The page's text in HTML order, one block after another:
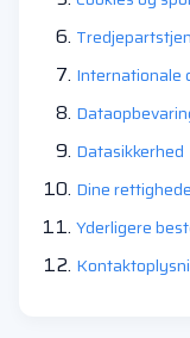
Internationale
Datasikkerhed
Dine
Yderligere